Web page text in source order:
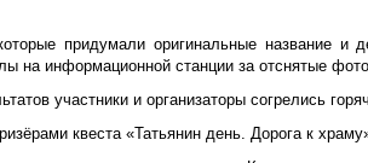
придумали оригинальные название и
на информационной станции за отснятые
участники и организаторы согрелись
квеста «Татьянин день. Дорога к